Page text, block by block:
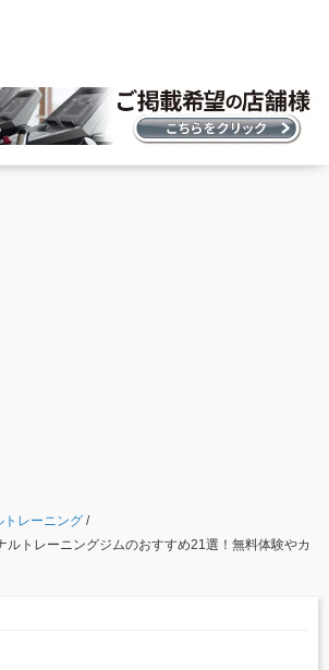
トレーニング /
ルトレーニングジムのおすすめ21選！無料体験やカ